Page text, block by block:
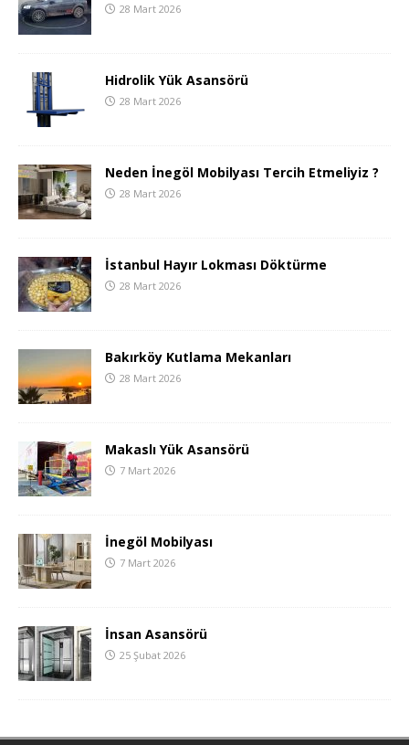
28 Mart 2026
Hidrolik Yük Asansörü
28 Mart 2026
Neden İnegöl Mobilyası Tercih Etmeliyiz ?
28 Mart 2026
İstanbul Hayır Lokması Döktürme
28 Mart 2026
Bakırköy Kutlama Mekanları
28 Mart 2026
Makaslı Yük Asansörü
7 Mart 2026
İnegöl Mobilyası
7 Mart 2026
İnsan Asansörü
25 Şubat 2026